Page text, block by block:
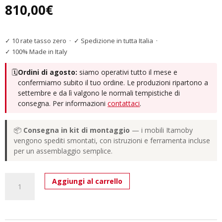
810,00€
✓ 10 rate tasso zero · ✓ Spedizione in tutta Italia ·
✓ 100% Made in Italy
🗓️Ordini di agosto: siamo operativi tutto il mese e
confermiamo subito il tuo ordine. Le produzioni ripartono a
settembre e da lì valgono le normali tempistiche di
consegna. Per informazionicontattaci.
📦 Consegna in kit di montaggio — i mobili Itamoby
vengono spediti smontati, con istruzioni e ferramenta incluse
per un assemblaggio semplice.
allungabile
Aggiungi al carrello